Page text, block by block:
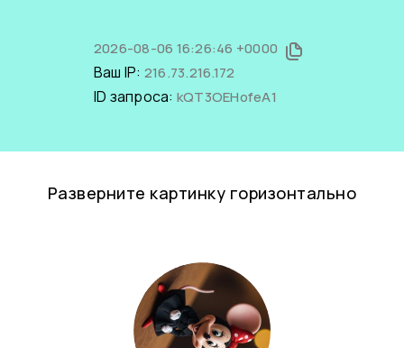
2026-08-06 16:26:46 +0000
Ваш IP: 216.73.216.172
ID запроса: kQT3OEHofeA1
Разверните картинку горизонтально